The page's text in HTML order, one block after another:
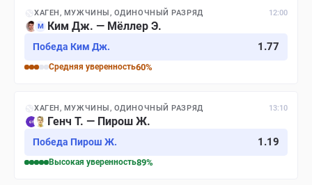
ХАГЕН, МУЖЧИНЫ, ОДИНОЧНЫЙ РАЗРЯД 12:00
М Ким Дж. — Мёллер Э.
Победа Ким Дж. 1.77
Средняя уверенность60%
ХАГЕН, МУЖЧИНЫ, ОДИНОЧНЫЙ РАЗРЯД 13:10
Генч Т. — Пирош Ж.
Победа Пирош Ж. 1.19
Высокая уверенность89%